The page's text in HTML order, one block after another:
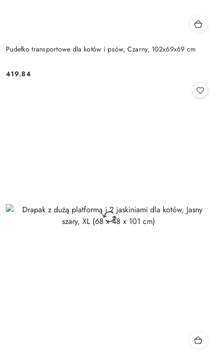
Pudełko transportowe dla kotów i psów, Czarny, 102x69x69 cm
Cena:
419.84